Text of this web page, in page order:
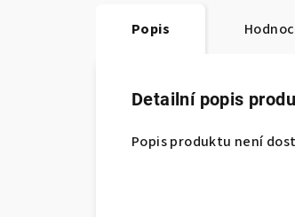
Popis
Detailní popis
Popis produktu není